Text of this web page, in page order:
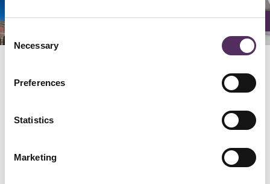
Consent
Selection
Necessary
Preferences
Statistics
Marketing
GERELATEERD